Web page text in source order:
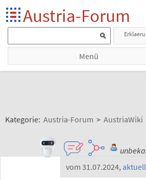
Austria-Forum
Menü
Kategorie: Austria-Forum > AustriaWiki
vom 31.07.2024,